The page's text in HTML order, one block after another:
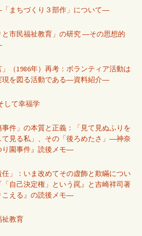
まちづくり３部作」について―
市民福祉教育」の研究 ―その思想的
」（1986年）再考：ボランティア活動は
現を図る活動である―資料紹介―
して幸福学
事件」の本質と正義：「見て見ぬふりを
見る私」、その「後ろめたさ」―神奈
り園事件』読後メモ―
任」：いま改めてその虚飾と欺瞞につい
自己決定権」という罠』と吉崎祥司著
こえる』の読後メモ―
祉教育